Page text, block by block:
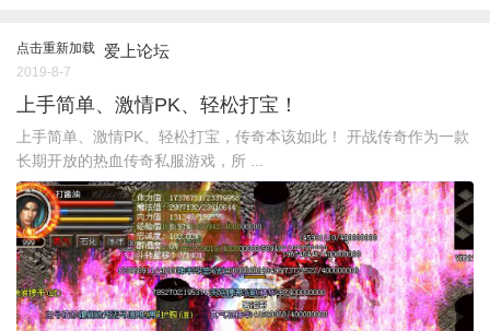
点击重新加载 爱上论坛
2019-8-7
上手简单、激情PK、轻松打宝！
上手简单、激情PK、轻松打宝，传奇本该如此！ 开战传奇作为一款
长期开放的热血传奇私服游戏，所 ...